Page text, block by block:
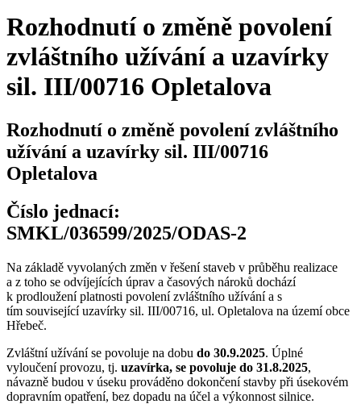
Rozhodnutí o změně povolení
zvláštního užívání a uzavírky
sil. III/00716 Opletalova
Rozhodnutí o změně povolení zvláštního
užívání a uzavírky sil. III/00716
Opletalova
Číslo jednací:
SMKL/036599/2025/ODAS-2
Na základě vyvolaných změn v řešení staveb v průběhu realizace
a z toho se odvíjejících úprav a časových nároků dochází
k prodloužení platnosti povolení zvláštního užívání a s
tím související uzavírky sil. III/00716, ul. Opletalova na území obce
Hřebeč.
Zvláštní užívání se povoluje na dobu do 30.9.2025. Úplné
vyloučení provozu, tj. uzavírka, se povoluje do 31.8.2025,
návazně budou v úseku prováděno dokončení stavby při úsekovém
dopravním opatření, bez dopadu na účel a výkonnost silnice.